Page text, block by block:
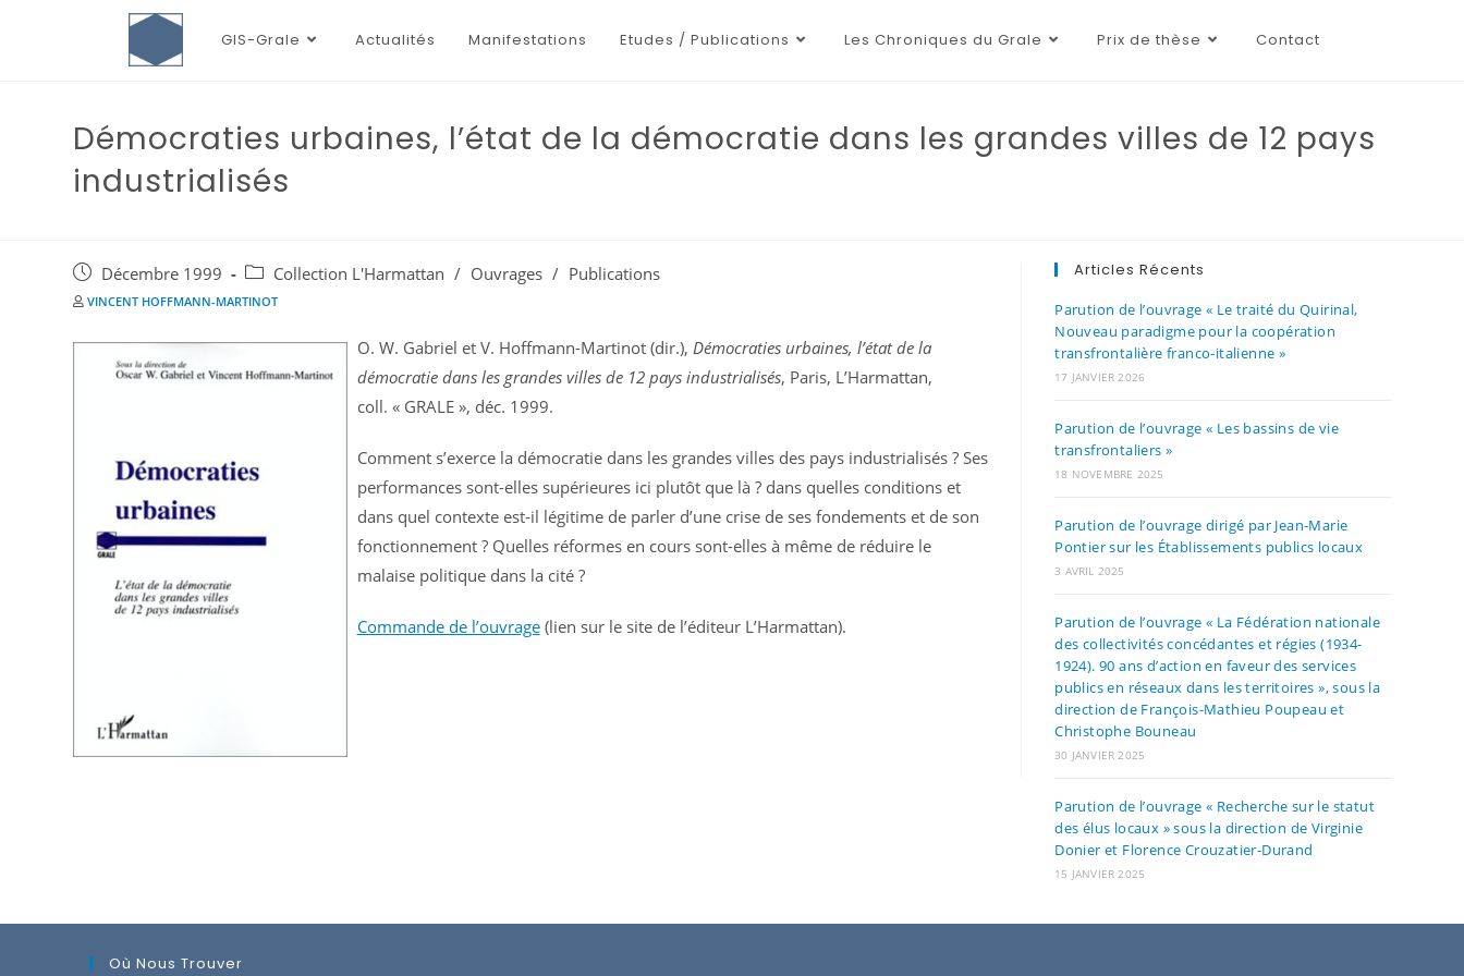
GIS-Grale Actualités Manifestations Etudes / Publications Les Chroniques du Grale Prix de thèse Contact
Démocraties urbaines, l’état de la démocratie dans les grandes villes de 12 pays
industrialisés
Décembre 1999 Collection L'Harmattan / Ouvrages / Publications
VINCENT HOFFMANN-MARTINOT
O. W. Gabriel et V. Hoffmann-Martinot (dir.), Démocraties urbaines, l’état de la
démocratie dans les grandes villes de 12 pays industrialisés, Paris, L’Harmattan,
coll. « GRALE », déc. 1999.
Comment s’exerce la démocratie dans les grandes villes des pays industrialisés ? Ses
performances sont-elles supérieures ici plutôt que là ? dans quelles conditions et
dans quel contexte est-il légitime de parler d’une crise de ses fondements et de son
fonctionnement ? Quelles réformes en cours sont-elles à même de réduire le
malaise politique dans la cité ?
Commande de l’ouvrage(lien sur le site de l’éditeur L’Harmattan).
Articles Récents
Parution de l’ouvrage « Le traité du Quirinal,
Nouveau paradigme pour la coopération
transfrontalière franco-italienne »
17 JANVIER 2026
Parution de l’ouvrage « Les bassins de vie
transfrontaliers »
18 NOVEMBRE 2025
Parution de l’ouvrage dirigé par Jean-Marie
Pontier sur les Établissements publics locaux
3 AVRIL 2025
Parution de l’ouvrage « La Fédération nationale
des collectivités concédantes et régies (1934-
1924). 90 ans d’action en faveur des services
publics en réseaux dans les territoires », sous la
direction de François-Mathieu Poupeau et
Christophe Bouneau
30 JANVIER 2025
Parution de l’ouvrage « Recherche sur le statut
des élus locaux » sous la direction de Virginie
Donier et Florence Crouzatier-Durand
15 JANVIER 2025
Où Nous Trouver